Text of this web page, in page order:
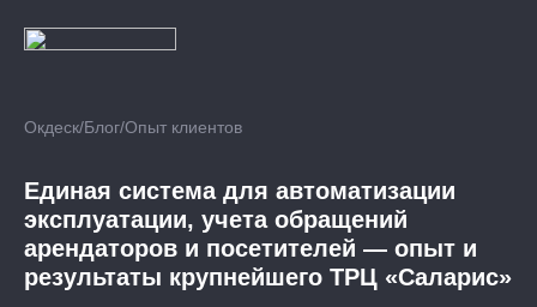
Окдеск/Блог/Опыт клиентов
Единая система для автоматизации
эксплуатации, учета обращений
арендаторов и посетителей — опыт и
результаты крупнейшего ТРЦ «Саларис»